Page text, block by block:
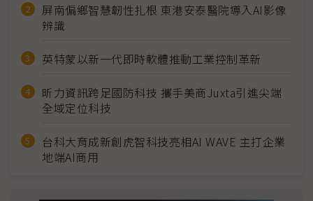
屏南偏鄉智慧韌性扎根 東港安泰醫院導入AI影像
辨識
英特蒙以新一代即時軟體推動工業控制革新
昕力資訊跨足國防科技 攜手美商Juxta引進尖端
全域定位科技
台科大育成新創虎智科技亮相AI WAVE 主打企業
地端AI商用